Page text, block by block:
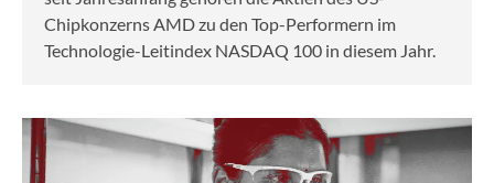
Chipkonzerns AMD zu den Top-Performern im
Technologie-Leitindex NASDAQ 100 in diesem Jahr.